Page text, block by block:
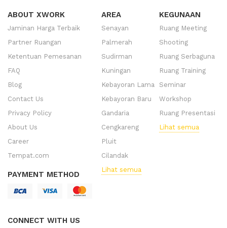
ABOUT XWORK
Jaminan Harga Terbaik
Partner Ruangan
Ketentuan Pemesanan
FAQ
Blog
Contact Us
Privacy Policy
About Us
Career
Tempat.com
PAYMENT METHOD
CONNECT WITH US
AREA
Senayan
Palmerah
Sudirman
Kuningan
Kebayoran Lama
Kebayoran Baru
Gandaria
Cengkareng
Pluit
Cilandak
Lihat semua
KEGUNAAN
Ruang Meeting
Shooting
Ruang Serbaguna
Ruang Training
Seminar
Workshop
Ruang Presentasi
Lihat semua